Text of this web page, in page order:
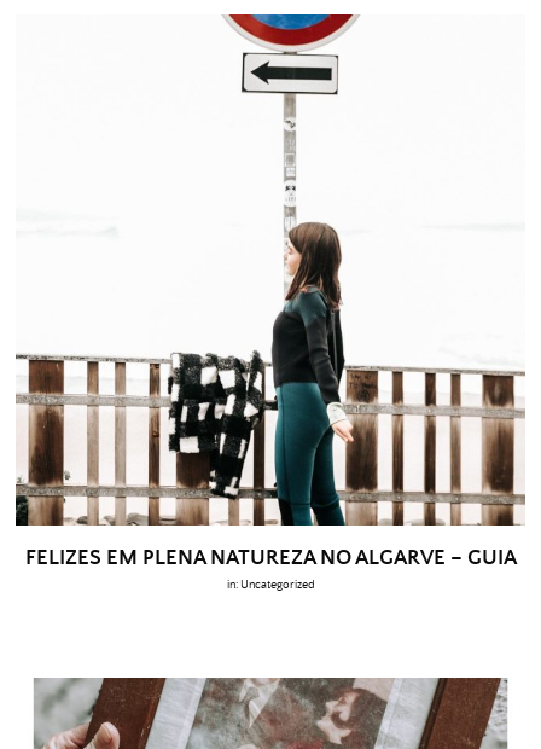
FELIZES EM PLENA NATUREZA NO ALGARVE – GUIA
in: Uncategorized